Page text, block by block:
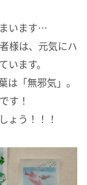
います…
様は、元気にハ
ます。
「無邪気」。
す！
ょう！！！